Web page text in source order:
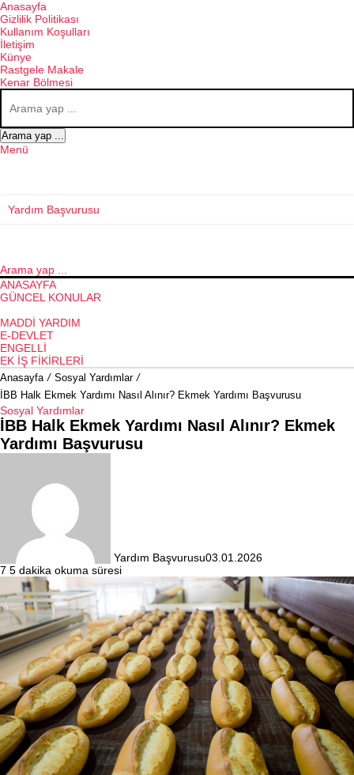
Anasayfa
Gizlilik Politikası
Kullanım Koşulları
İletişim
Künye
Rastgele Makale
Kenar Bölmesi
Arama yap ...
Menü
Yardım Başvurusu
Arama yap ...
ANASAYFA
GÜNCEL KONULAR
MADDI YARDIM
E-DEVLET
ENGELLI
EK İŞ FIKIRLERI
Anasayfa / Sosyal Yardımlar /
İBB Halk Ekmek Yardımı Nasıl Alınır? Ekmek Yardımı Başvurusu
Sosyal Yardımlar
İBB Halk Ekmek Yardımı Nasıl Alınır? Ekmek
Yardımı Başvurusu
Yardım Başvurusu03.01.2026
7 5 dakika okuma süresi